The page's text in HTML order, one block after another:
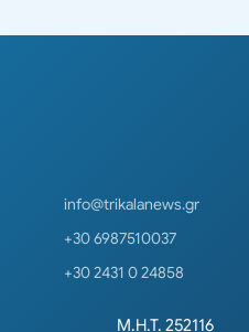
info@trikalanews.gr
+30 6987510037
+30 2431 0 24858
Μ.Η.Τ. 252116